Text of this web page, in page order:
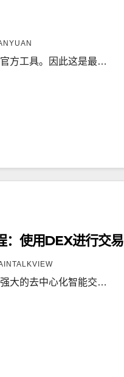
方工具。因此这是最…
：使用DEX进行交易
大的去中心化智能交…